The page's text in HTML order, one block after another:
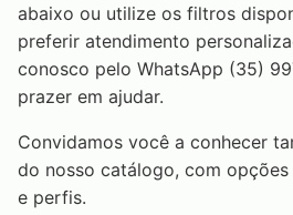
abaixo ou utilize os filtros
preferir atendimento
conosco pelo WhatsApp (35)
prazer em ajudar.
Convidamos você a conhecer
do nosso catálogo, com
e perfis.